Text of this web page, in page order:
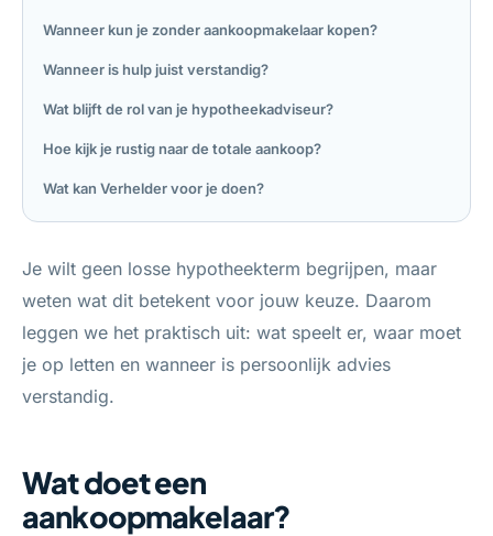
Wanneer kun je zonder aankoopmakelaar kopen?
Wanneer is hulp juist verstandig?
Wat blijft de rol van je hypotheekadviseur?
Hoe kijk je rustig naar de totale aankoop?
Wat kan Verhelder voor je doen?
Je wilt geen losse hypotheekterm begrijpen, maar
weten wat dit betekent voor jouw keuze. Daarom
leggen we het praktisch uit: wat speelt er, waar moet
je op letten en wanneer is persoonlijk advies
verstandig.
Wat doet een
aankoopmakelaar?